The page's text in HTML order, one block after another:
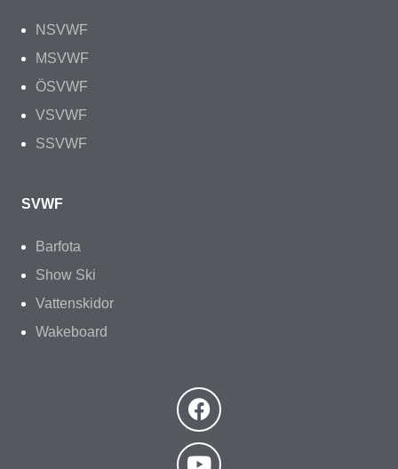
NSVWF
MSVWF
ÖSVWF
VSVWF
SSVWF
SVWF
Barfota
Show Ski
Vattenskidor
Wakeboard